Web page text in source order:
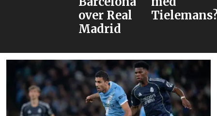
Tielemans?